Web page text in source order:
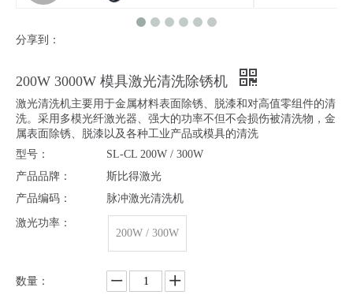
分享到：
200W 3000W 模具激光清洗除锈机
激光清洗机主要用于金属材料表面除锈、脱漆和对高值零组件的清
洗。采用多模光纤激光器、强大的功率不但不会损伤被清洗物，金
属表面除锈、脱漆以及各种工业产品或模具的清洗
型号：
SL-CL 200W / 300W
产品品牌：
斯比得激光
产品编码：
脉冲激光清洗机
激光功率：
200W / 300W
数量：